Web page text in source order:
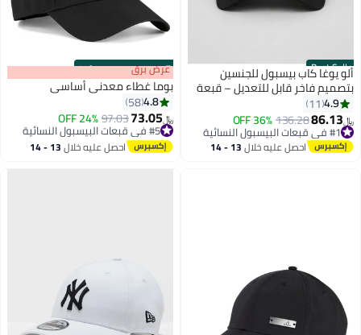
Best Seller
ألو يوغا كاب بيسبول للجنسين
بتصميم فاخر قابل للتعديل – قبعة
خفيفة وقابلة للتنفس للرجال
والنساء، ستايل كاجوال عصري باللون
الأسود
4.9
11
﷼‏86.13
136.28
36% OFF #1 في قبعات البيسبول النسائية
تم بيع +110 مؤخرًا
#1 في قبعات البيسبول النسائية احصل عليه خلال 13 - 14
00m:00s
·
100% Left
7
عرض برق
بوما غطاء معدني أساسي
4.8
58
﷼‏73.05
97.03
24% OFF #5 في قبعات البيسبول النسائية
تم بيع +10 مؤخرًا
#5 في قبعات البيسبول النسائية احصل عليه خلال 13 - 14